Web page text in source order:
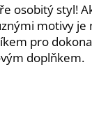
osobitý styl!
motivy je
pro
doplňkem.
+